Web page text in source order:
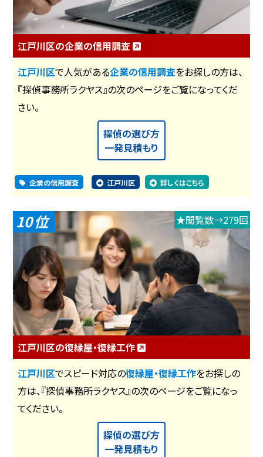
江戸川区の企業の信用調査
江戸川区で人気がある企業の信用調査をお探しの方は、
『探偵事務所ラクヤス』の次のページをご覧になってくだ
さい。
探偵の選び方
一発見積もり
企業の信用調査 江戸川区 詳しくはこちら
10 ★閲覧数→279回
江戸川区の復縁屋・復縁工作
江戸川区でスピード対応の復縁屋・復縁工作をお探しの
方は、『探偵事務所ラクヤス』の次のページをご覧になっ
てください。
探偵の選び方
一発見積もり